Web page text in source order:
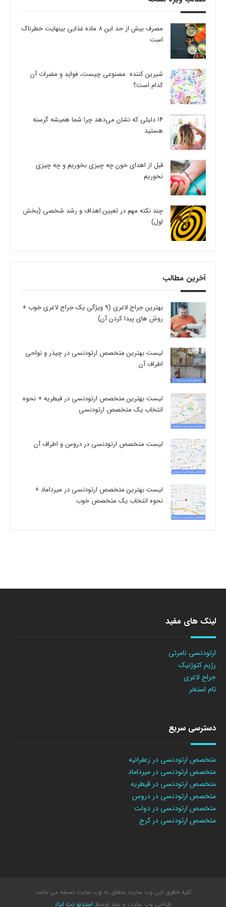
مصرف بیش از حد این 8 ماده غذایی بینهایت خطرناک
است
شیرین کننده مصنوعی چیست، فواید و مضرات آن
کدام است؟
14 دلیلی که نشان می‌دهد چرا شما همیشه گرسنه
هستید
قبل از اهدای خون چه چیزی بخوریم و چه چیزی
نخوریم
چند نکته مهم در تعیین اهداف و رشد شخصی (بخش
اول)
آخرین مطالب
بهترین جراح لاغری (9 ویژگی یک جراح لاغری خوب +
روش های پیدا کردن آن)
لیست بهترین متخصص ارتودنسی در چیذر و نواحی
اطراف آن
لیست بهترین متخصص ارتودنسی در قیطریه + نحوه
انتخاب یک متخصص ارتودنسی
لیست متخصص ارتودنسی در دروس و اطراف آن
لیست بهترین متخصص ارتودنسی در میرداماد +
نحوه انتخاب یک متخصص خوب
لینک های مفید
ارتودنسی نامرئی
رژیم کتوژنیک
جراح لاغری
تام استخر
دسترسی سریع
متخصص ارتودنسی در زعفرانیه
متخصص ارتودنسی در میرداماد
متخصص ارتودنسی در قیطریه
متخصص ارتودنسی در دروس
متخصص ارتودنسی در دولت
متخصص ارتودنسی در کرج
کلیه حقوق این وب سایت متعلق به وب سایت نسخه می باشد.
طراحی وب سایت و سئو توسط استدیو نت ابزار